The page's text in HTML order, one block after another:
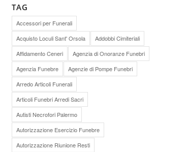
TAG
Accessori per Funerali
Acquisto Loculi Sant' Orsola
Addobbi Cimiteriali
Affidamento Ceneri
Agenzia di Onoranze Funebri
Agenzia Funebre
Agenzie di Pompe Funebri
Arredo Articoli Funerali
Articoli Funebri Arredi Sacri
Autisti Necrofori Palermo
Autorizzazione Esercizio Funebre
Autorizzazione Riunione Resti